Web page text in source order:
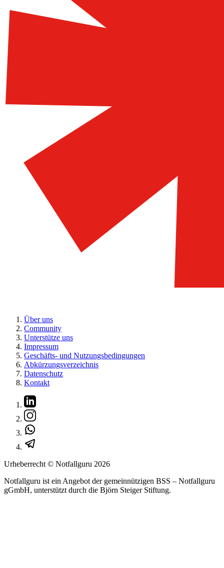
Über uns
Community
Unterstütze uns
Impressum
Geschäfts- und Nutzungsbedingungen
Abkürzungsverzeichnis
Datenschutz
Kontakt
Urheberrecht © Notfallguru 2026
Notfallguru ist ein Angebot der gemeinnützigen BSS – Notfallguru
gGmbH, unterstützt durch die Björn Steiger Stiftung.